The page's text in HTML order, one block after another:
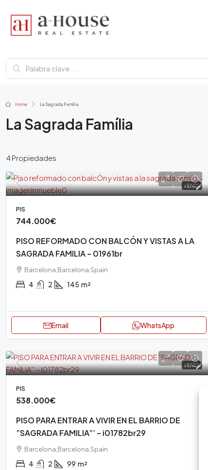
Home La Sagrada Família
La Sagrada Família
4 Propiedades
VENDA
PIS
744.000€
PISO REFORMADO CON BALCÓN Y VISTAS A LA
SAGRADA FAMILIA – 01961br
Barcelona,Barcelona,Spain
4 2 145 m²
Email WhatsApp
VENDA
PIS
538.000€
PISO PARA ENTRAR A VIVIR EN EL BARRIO DE
”SAGRADA FAMILIA”’ – i01782br29
Barcelona,Barcelona,Spain
4 2 99 m²